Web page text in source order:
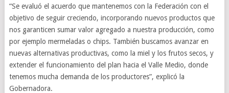
“Se evaluó el acuerdo que mantenemos con la Federación con el
objetivo de seguir creciendo, incorporando nuevos productos que
nos garanticen sumar valor agregado a nuestra producción, como
por ejemplo mermeladas o chips. También buscamos avanzar en
nuevas alternativas productivas, como la miel y los frutos secos, y
extender el funcionamiento del plan hacia el Valle Medio, donde
tenemos mucha demanda de los productores”, explicó la
Gobernadora.